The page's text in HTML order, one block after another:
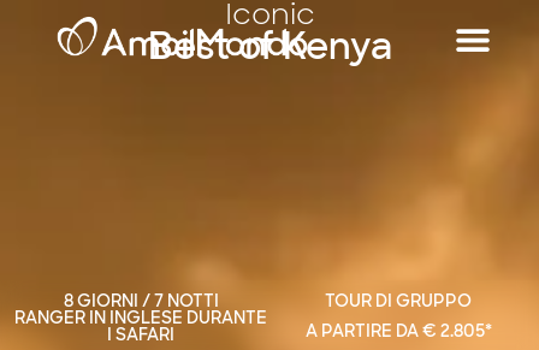
Iconic
Best of Kenya
8 GIORNI / 7 NOTTI TOUR DI GRUPPO
RANGER IN INGLESE DURANTE
I SAFARI A PARTIRE DA € 2.805*